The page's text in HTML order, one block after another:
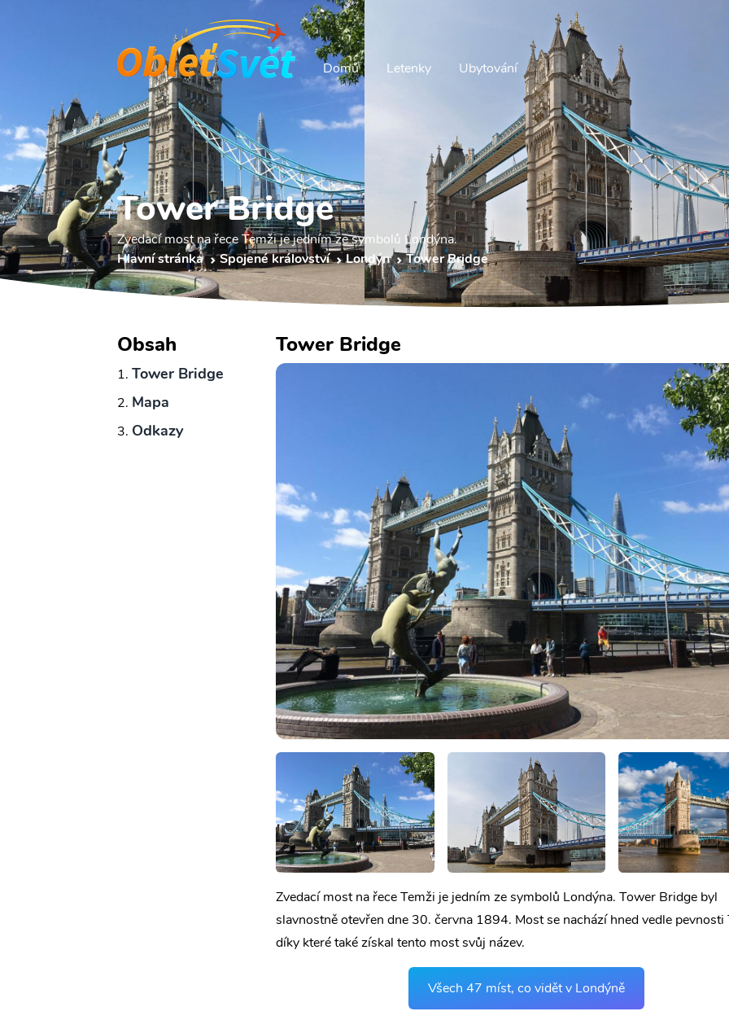
Domů Letenky Ubytování
Tower Bridge
Zvedací most na řece Temži je jedním ze symbolů Londýna.
Hlavní stránka
Spojené království Londýn Tower Bridge
Obsah
Tower Bridge
Mapa
Odkazy
Tower Bridge
Zvedací most na řece Temži je jedním ze symbolů Londýna. Tower Bridge byl
slavnostně otevřen dne 30. června 1894. Most se nachází hned vedle pevnosti
díky které také získal tento most svůj název.
Všech 47 míst, co vidět v Londýně